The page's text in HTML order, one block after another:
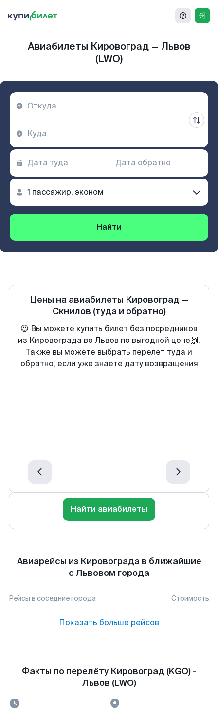
Авиабилеты Кировоград — Львов
(LWO)
Найти
Цены на авиабилеты Кировоград —
Скнилов (туда и обратно)
😍 Вы можете купить билет без посредников
из Кировограда во Львов по выгодной цене🙌.
Также вы можете выбрать перелет туда и
обратно, если уже знаете дату возвращения
Найти авиабилеты
Авиарейсы из Кировограда в ближайшие
с Львовом города
Рейсы в соседние города Стоимость
Показать больше рейсов
Факты по перелёту Кировоград (KGO) -
Львов (LWO)